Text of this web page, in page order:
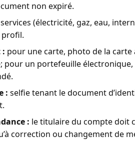
non expiré.
(électricité, gaz, eau,
profil.
: pour une carte, photo de la carte
un portefeuille électronique,
: selfie tenant le document
: le titulaire du compte doit
correction ou changement de